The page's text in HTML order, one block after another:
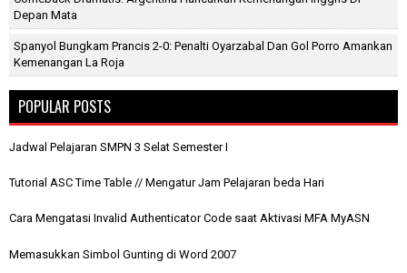
Depan Mata
Spanyol Bungkam Prancis 2-0: Penalti Oyarzabal Dan Gol Porro Amankan
Kemenangan La Roja
POPULAR POSTS
Jadwal Pelajaran SMPN 3 Selat Semester I
Tutorial ASC Time Table // Mengatur Jam Pelajaran beda Hari
Cara Mengatasi Invalid Authenticator Code saat Aktivasi MFA MyASN
Memasukkan Simbol Gunting di Word 2007